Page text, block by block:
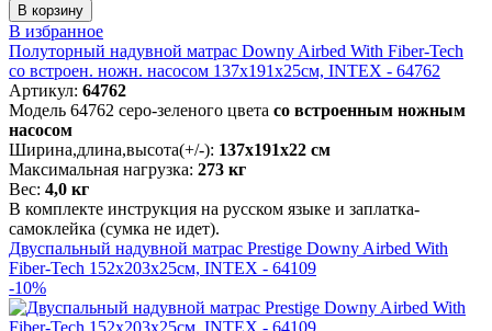
В корзину
В избранное
Полуторный надувной матрас Downy Airbed With Fiber-Tech
со встроен. ножн. насосом 137х191х25см, INTEX - 64762
Артикул: 64762
Модель 64762 серо-зеленого цвета со встроенным ножным
насосом
Ширина,длина,высота(+/-): 137х191х22 см
Максимальная нагрузка: 273 кг
Вес: 4,0 кг
В комплекте инструкция на русском языке и заплатка-
самоклейка (сумка не идет).
Двуспальный надувной матрас Prestige Downy Airbed With
Fiber-Tech 152х203х25см, INTEX - 64109
-10%